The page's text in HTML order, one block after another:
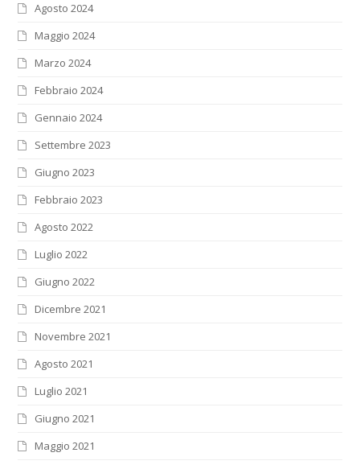
Agosto 2024
Maggio 2024
Marzo 2024
Febbraio 2024
Gennaio 2024
Settembre 2023
Giugno 2023
Febbraio 2023
Agosto 2022
Luglio 2022
Giugno 2022
Dicembre 2021
Novembre 2021
Agosto 2021
Luglio 2021
Giugno 2021
Maggio 2021